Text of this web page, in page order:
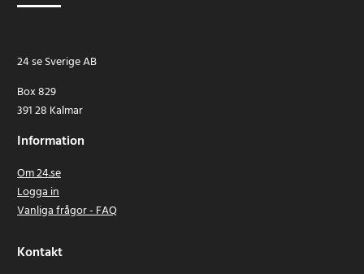
24 se Sverige AB
Box 829
391 28 Kalmar
Information
Om 24.se
Logga in
Vanliga frågor - FAQ
Kontakt